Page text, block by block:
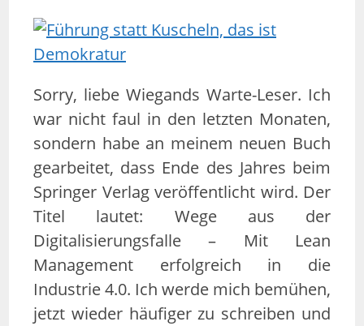
Sorry, liebe Wiegands Warte-Leser. Ich
war nicht faul in den letzten Monaten,
sondern habe an meinem neuen Buch
gearbeitet, dass Ende des Jahres beim
Springer Verlag veröffentlicht wird. Der
Titel lautet: Wege aus der
Digitalisierungsfalle – Mit Lean
Management erfolgreich in die
Industrie 4.0. Ich werde mich bemühen,
jetzt wieder häufiger zu schreiben und